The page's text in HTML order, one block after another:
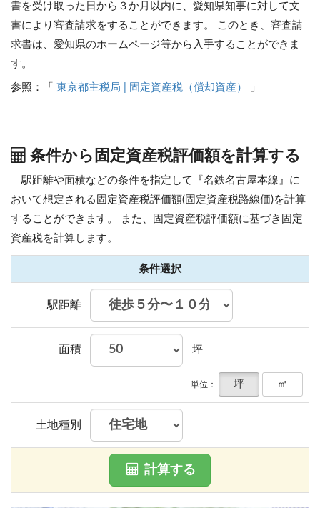
書を受け取った日から３か月以内に、愛知県知事に対して文
書により審査請求をすることができます。 このとき、審査請
求書は、愛知県のホームページ等から入手することができま
す。
参照：「 東京都主税局 | 固定資産税（償却資産） 」
条件から固定資産税評価額を計算する
駅距離や面積などの条件を指定して『名鉄名古屋本線』に
おいて想定される固定資産税評価額(固定資産税路線価)を計算
することができます。
また、固定資産税評価額に基づき固定
資産税を計算します。
条件選択
駅距離
面積 坪
単位： 坪 ㎡
土地種別
計算する